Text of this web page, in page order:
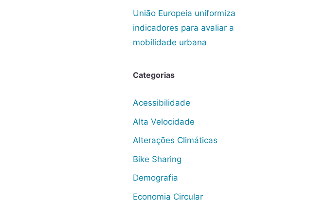
União Europeia uniformiza
indicadores para avaliar a
mobilidade urbana
Categorias
Acessibilidade
Alta Velocidade
Alterações Climáticas
Bike Sharing
Demografia
Economia Circular